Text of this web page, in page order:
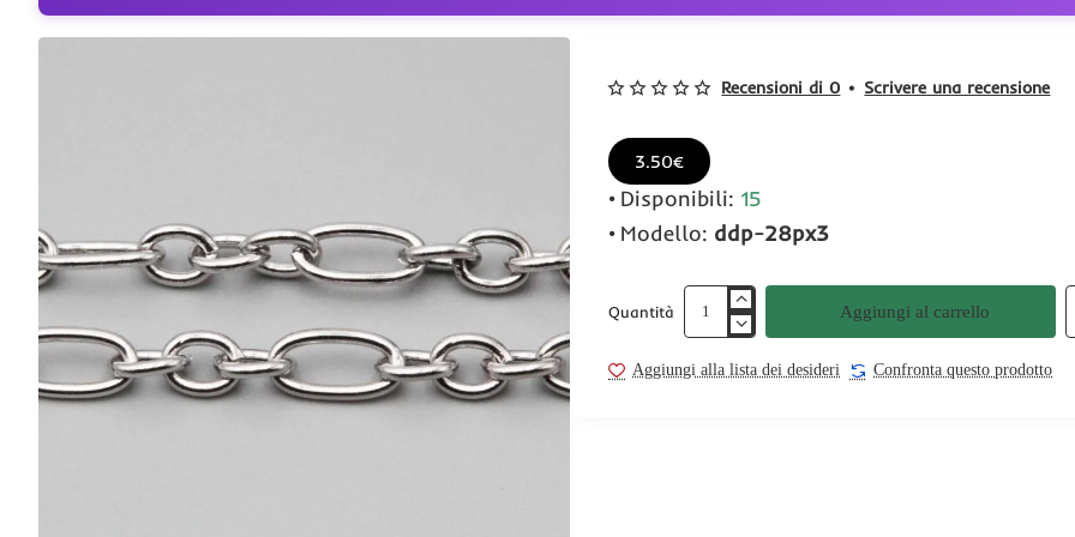
Recensioni di 0 • Scrivere una recensione
3.50€
Disponibili: 15
Modello: ddp-28px3
Quantità Aggiungi al carrello
Aggiungi alla lista dei desideri Confronta questo prodotto